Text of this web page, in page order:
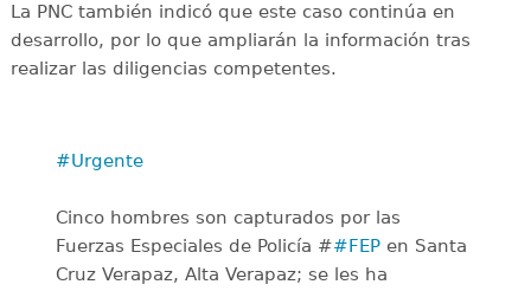
La PNC también indicó que este caso continúa en
desarrollo, por lo que ampliarán la información tras
realizar las diligencias competentes.
#Urgente
Cinco hombres son capturados por las
Fuerzas Especiales de Policía ##FEP en Santa
Cruz Verapaz, Alta Verapaz; se les ha